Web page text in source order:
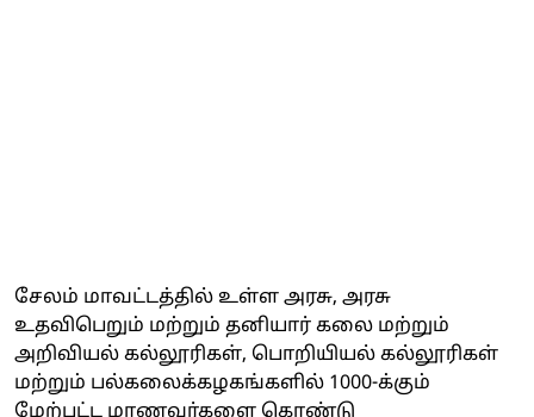
சேலம் மாவட்டத்தில் உள்ள அரசு, அரசு
உதவிபெறும் மற்றும் தனியார் கலை மற்றும்
அறிவியல் கல்லூரிகள், பொறியியல் கல்லூரிகள்
மற்றும் பல்கலைக்கழகங்களில் 1000-க்கும்
மேற்பட்ட மாணவர்களை கொண்டு